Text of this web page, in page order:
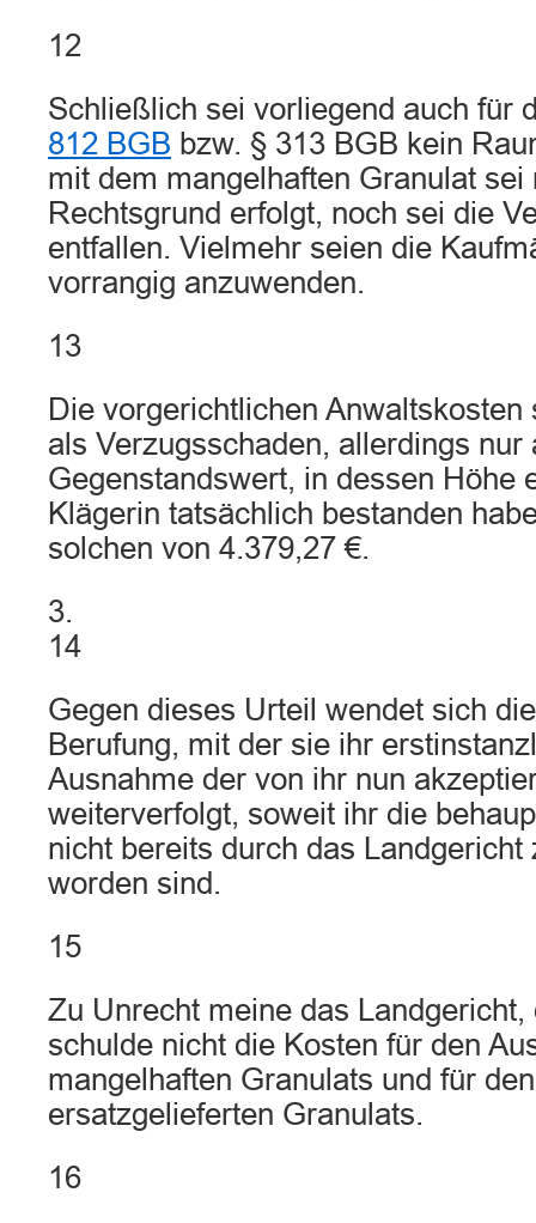
12
Schließlich sei vorliegend auch für
812 BGB bzw. § 313 BGB kein
mit dem mangelhaften Granulat sei
Rechtsgrund erfolgt, noch sei die
entfallen. Vielmehr seien die
vorrangig anzuwenden.
13
Die vorgerichtlichen
als Verzugsschaden, allerdings nur
Gegenstandswert, in dessen Höhe
Klägerin tatsächlich bestanden
solchen von 4.379,27 €.
3.
14
Gegen dieses Urteil wendet sich
Berufung, mit der sie ihr
Ausnahme der von ihr nun
weiterverfolgt, soweit ihr die
nicht bereits durch das Landgericht
worden sind.
15
Zu Unrecht meine das Landgericht,
schulde nicht die Kosten für den
mangelhaften Granulats und für
ersatzgelieferten Granulats.
16